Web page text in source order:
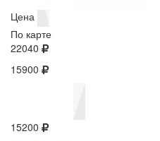
Цена
По карте
22040
15900
15200